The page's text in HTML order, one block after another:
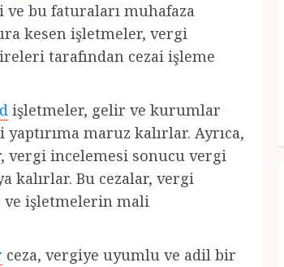
bu faturaları muhafaza
kesen işletmeler, vergi
tarafından cezai işleme
işletmeler, gelir ve kurumlar
maruz kalırlar. Ayrıca,
vergi incelemesi sonucu vergi
kalırlar. Bu cezalar, vergi
ve işletmelerin mali
ceza, vergiye uyumlu ve adil bir